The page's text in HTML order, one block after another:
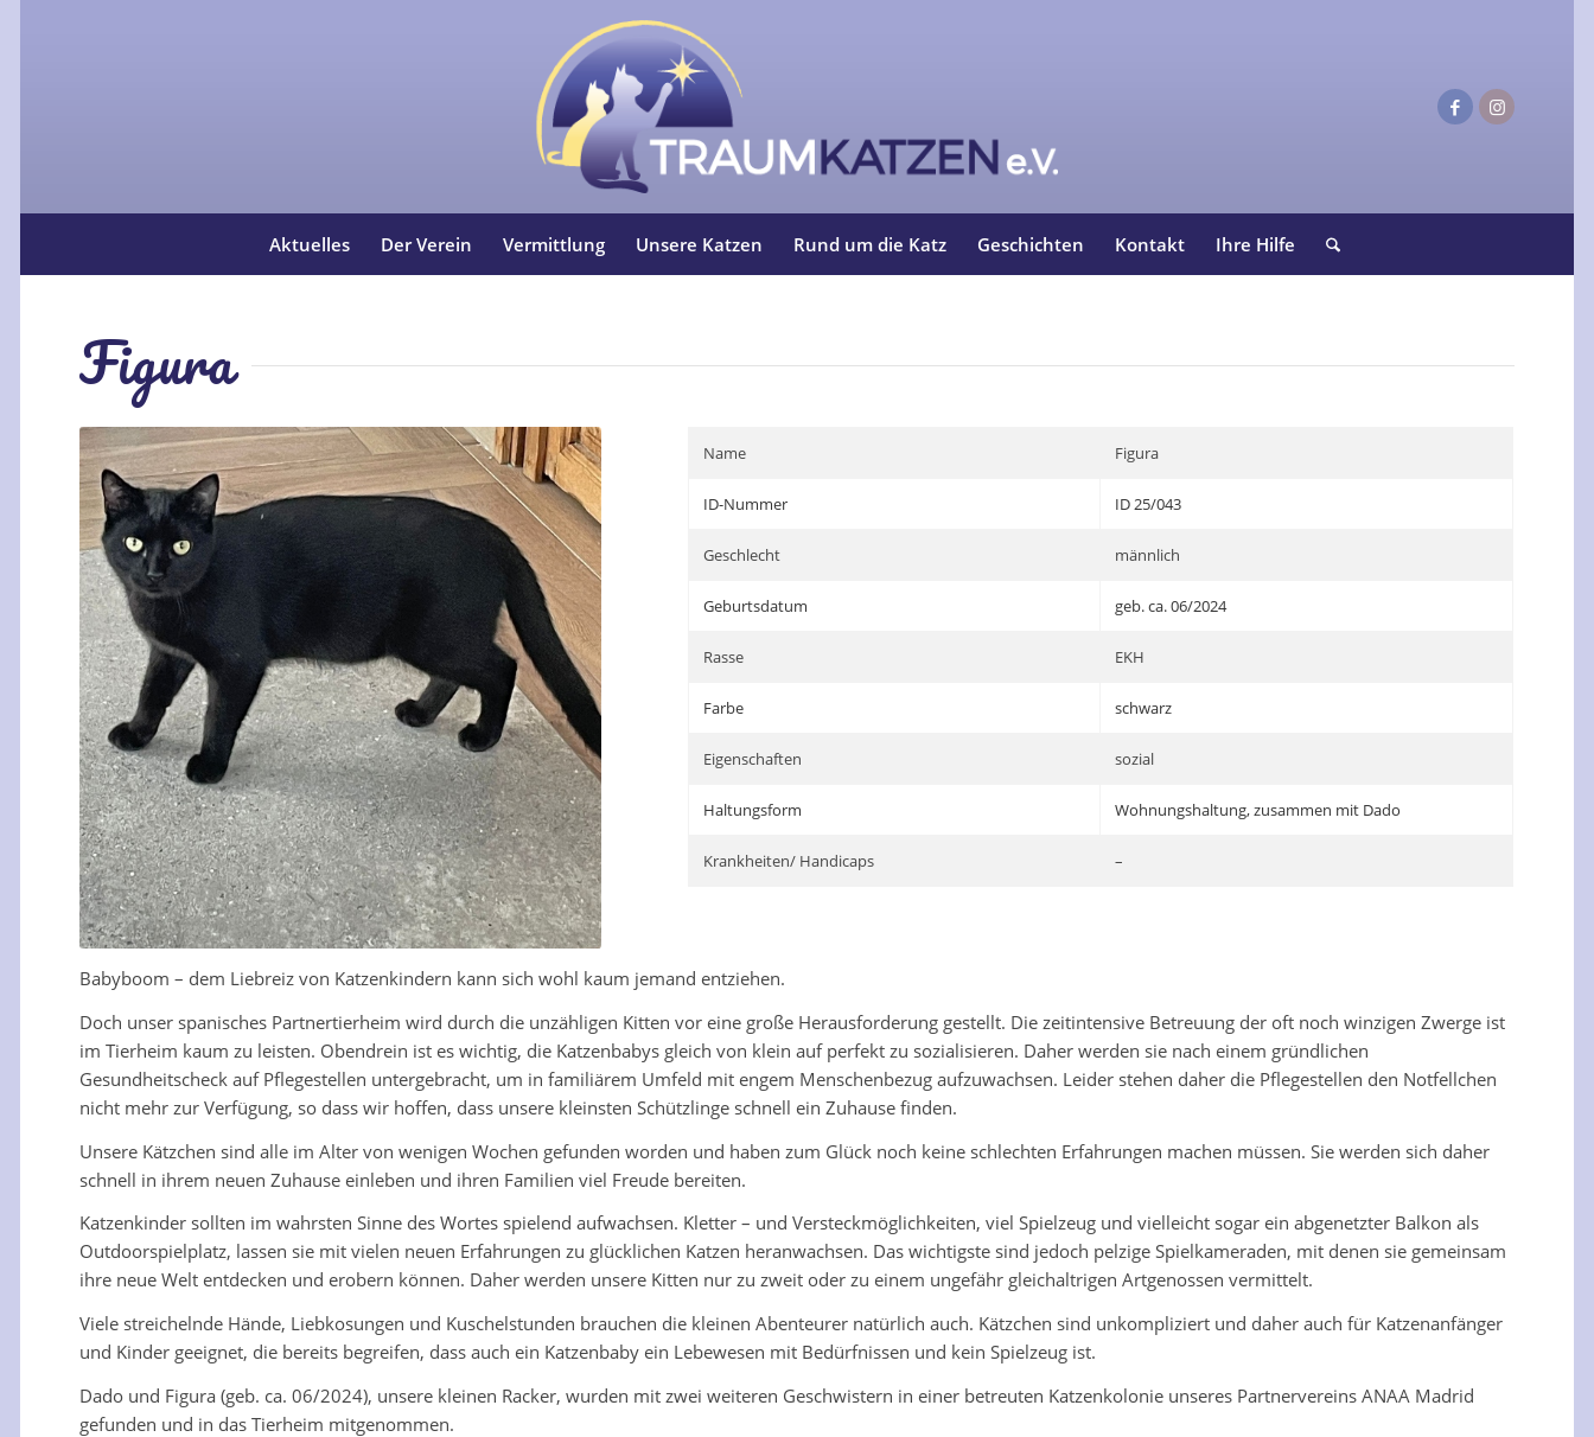
Aktuelles Der Verein Vermittlung Unsere Katzen Rund um die Katz Geschichten Kontakt Ihre Hilfe
Figura
Name Figura
ID-Nummer ID 25/043
Geschlecht männlich
Geburtsdatum geb. ca. 06/2024
Rasse EKH
Farbe schwarz
Eigenschaften sozial
Haltungsform Wohnungshaltung, zusammen mit Dado
Krankheiten/ Handicaps –
Babyboom – dem Liebreiz von Katzenkindern kann sich wohl kaum jemand entziehen.
Doch unser spanisches Partnertierheim wird durch die unzähligen Kitten vor eine große Herausforderung gestellt. Die zeitintensive Betreuung der oft noch winzigen Zwerge ist
im Tierheim kaum zu leisten. Obendrein ist es wichtig, die Katzenbabys gleich von klein auf perfekt zu sozialisieren. Daher werden sie nach einem gründlichen
Gesundheitscheck auf Pflegestellen untergebracht, um in familiärem Umfeld mit engem Menschenbezug aufzuwachsen. Leider stehen daher die Pflegestellen den Notfellchen
nicht mehr zur Verfügung, so dass wir hoffen, dass unsere kleinsten Schützlinge schnell ein Zuhause finden.
Unsere Kätzchen sind alle im Alter von wenigen Wochen gefunden worden und haben zum Glück noch keine schlechten Erfahrungen machen müssen. Sie werden sich daher
schnell in ihrem neuen Zuhause einleben und ihren Familien viel Freude bereiten.
Katzenkinder sollten im wahrsten Sinne des Wortes spielend aufwachsen. Kletter – und Versteckmöglichkeiten, viel Spielzeug und vielleicht sogar ein abgenetzter Balkon als
Outdoorspielplatz, lassen sie mit vielen neuen Erfahrungen zu glücklichen Katzen heranwachsen. Das wichtigste sind jedoch pelzige Spielkameraden, mit denen sie gemeinsam
ihre neue Welt entdecken und erobern können. Daher werden unsere Kitten nur zu zweit oder zu einem ungefähr gleichaltrigen Artgenossen vermittelt.
Viele streichelnde Hände, Liebkosungen und Kuschelstunden brauchen die kleinen Abenteurer natürlich auch. Kätzchen sind unkompliziert und daher auch für Katzenanfänger
und Kinder geeignet, die bereits begreifen, dass auch ein Katzenbaby ein Lebewesen mit Bedürfnissen und kein Spielzeug ist.
Dado und Figura (geb. ca. 06/2024), unsere kleinen Racker, wurden mit zwei weiteren Geschwistern in einer betreuten Katzenkolonie unseres Partnervereins ANAA Madrid
gefunden und in das Tierheim mitgenommen.